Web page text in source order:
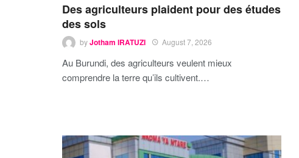
Des agriculteurs plaident pour des études
des sols
byJotham IRATUZI August 7, 2026
Au Burundi, des agriculteurs veulent mieux
comprendre la terre qu’ils cultivent.…